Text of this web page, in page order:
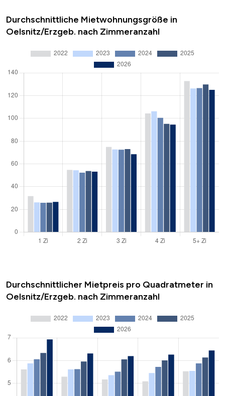
Durchschnittliche Mietwohnungsgröße in
Oelsnitz/Erzgeb. nach Zimmeranzahl
Durchschnittlicher Mietpreis pro Quadratmeter in
Oelsnitz/Erzgeb. nach Zimmeranzahl